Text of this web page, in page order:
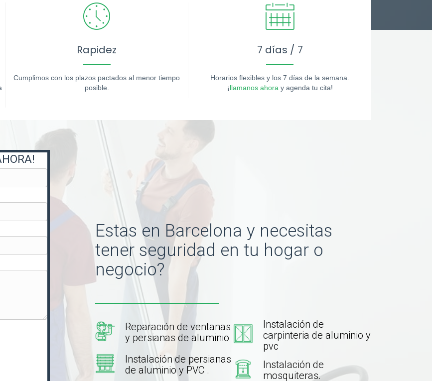
Rapidez
Cumplimos con los plazos pactados al menor tiempo
posible.
7 días / 7
Horarios flexibles y los 7 días de la semana.
¡llamanos ahora y agenda tu cita!
Estas en Barcelona y necesitas
tener seguridad en tu hogar o
negocio?
Reparación de ventanas
y persianas de aluminio
Instalación de persianas
de aluminio y PVC .
Instalación de
carpinteria de aluminio y
pvc
Instalación de
mosquiteras.